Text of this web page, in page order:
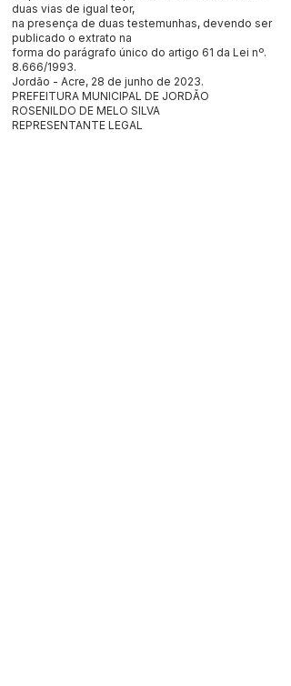
duas vias de igual teor,
na presença de duas testemunhas, devendo ser
publicado o extrato na
forma do parágrafo único do artigo 61 da Lei nº.
8.666/1993.
Jordão - Acre, 28 de junho de 2023.
PREFEITURA MUNICIPAL DE JORDÃO
ROSENILDO DE MELO SILVA
REPRESENTANTE LEGAL